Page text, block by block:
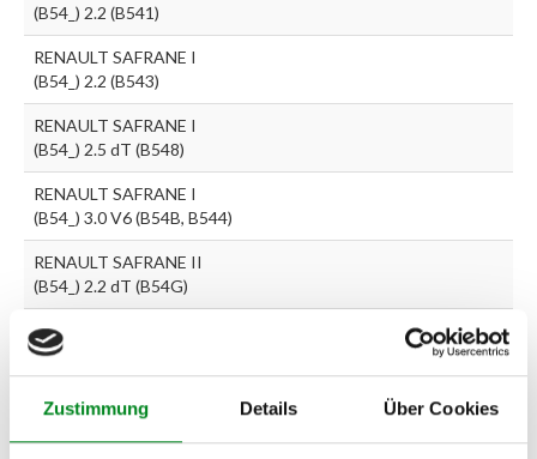
Zustimmung Details Über Cookies
(B54_) 2.2 (B541)
RENAULT SAFRANE I
(B54_) 2.2 (B543)
RENAULT SAFRANE I
(B54_) 2.5 dT (B548)
RENAULT SAFRANE I
(B54_) 3.0 V6 (B54B, B544)
RENAULT SAFRANE II
(B54_) 2.2 dT (B54G)
RENAULT SAFRANE II
(B54_) 2.5 20V (B54F)
RENAULT SAFRANE II
(B54_) 3.0 V6